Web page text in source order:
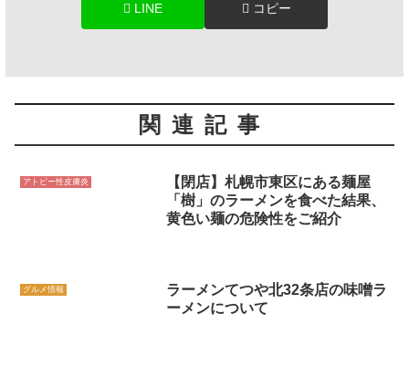
LINE コピー
関連記事
アトピー性皮膚炎
【閉店】札幌市東区にある麺屋
「樹」のラーメンを食べた結果、
黄色い麺の危険性をご紹介
グルメ情報
ラーメンてつや北32条店の味噌ラ
ーメンについて